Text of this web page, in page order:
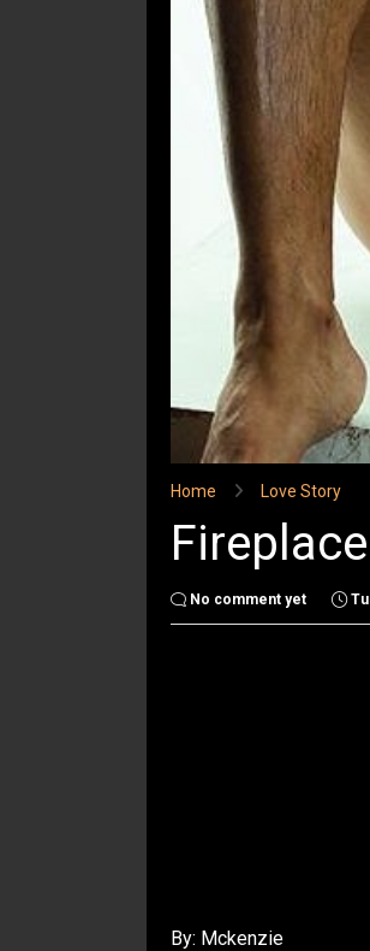
Home Love Story
No comment yet
By: Mckenzie